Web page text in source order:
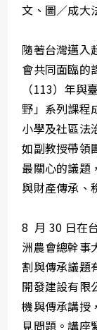
文、圖／成大
隨著台灣邁入
會共同面臨的
（113）年與
野」系列課程
小學及社區法
如副教授帶領
最關心的議題
與財產傳承、
8 月 30 日在
洲農會總幹事
割與傳承議題
開發建設有限
機與傳承講授
見問題。講座